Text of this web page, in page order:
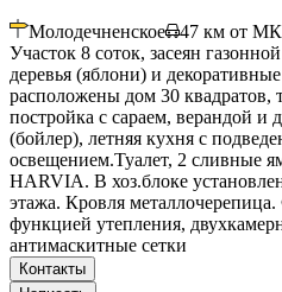
Молодечненское 47 км от
Участок 8 соток, засеян
деревья (яблони) и
расположены дом 30 квадратов,
постройка с сараем, верандой и
(бойлер), летняя кухня с
освещением.Туалет, 2 сливные
HARVIA. В хоз.блоке
этажа. Кровля
функцией утепления,
антимаскитные сетки
Контакты